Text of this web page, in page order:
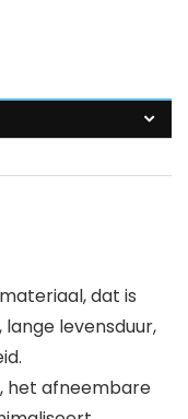
dat is
levensduur,
het afneembare